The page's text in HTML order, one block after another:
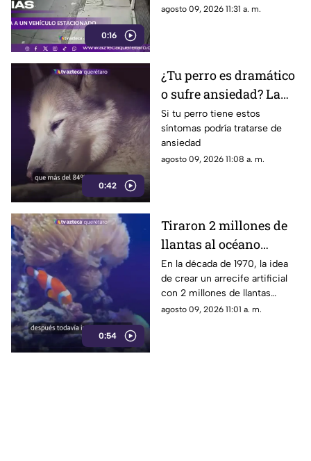
0:16
a un vehículo estacionado
agosto 09, 2026 11:31 a. m.
0:42
¿Tu perro es dramático
o sufre ansiedad? La
señal que la mayoría de
los dueños pasa por
alto
Si tu perro tiene estos
síntomas podría tratarse de
ansiedad
agosto 09, 2026 11:08 a. m.
0:54
Tiraron 2 millones de
llantas al océano
pensando que
ayudarían a la vida
marina; hoy luchan por
sacarlas
En la década de 1970, la idea
de crear un arrecife artificial
con 2 millones de llantas
parecía la solución perfecta
agosto 09, 2026 11:01 a. m.